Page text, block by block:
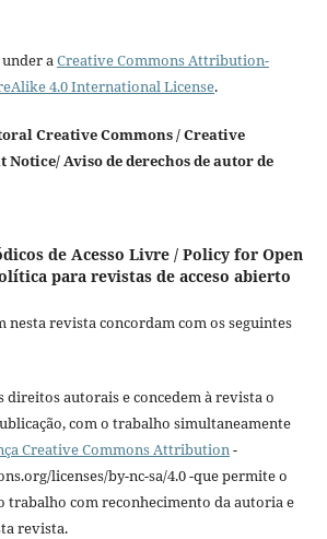
aCreative Commons Attribution-
4.0 International License.
Creative Commons / Creative
Notice/ Aviso de derechos de autor de
de Acesso Livre / Policy for Open
para revistas de acceso abierto
nesta revista concordam com os seguintes
direitos autorais e concedem à revista o
com o trabalho simultaneamente
Creative Commons Attribution-
licenses/by-nc-sa/4.0 -que permite o
trabalho com reconhecimento da autoria e
revista.